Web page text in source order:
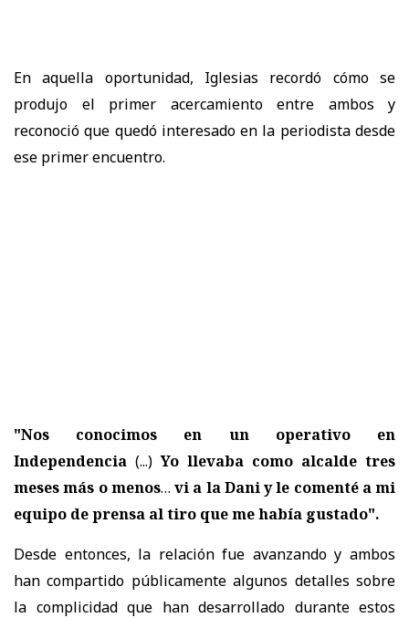
En aquella oportunidad, Iglesias recordó cómo se
produjo el primer acercamiento entre ambos y
reconoció que quedó interesado en la periodista desde
ese primer encuentro.
"Nos conocimos en un operativo en
Independencia (...)Yo llevaba como alcalde tres
meses más o menos… vi a la Dani y le comenté a mi
equipo de prensa al tiro que me había gustado".
Desde entonces, la relación fue avanzando y ambos
han compartido públicamente algunos detalles sobre
la complicidad que han desarrollado durante estos